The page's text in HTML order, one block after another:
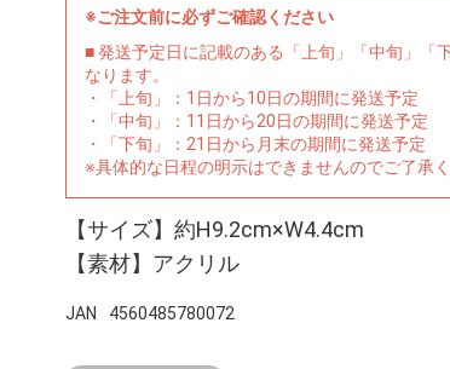
※ご注文前に必ずご確認ください
■ 発送予定日に記載のある「上旬」「中旬」「
なります。
・「上旬」：1日から10日の期間に発送予定
・「中旬」：11日から20日の期間に発送予定
・「下旬」：21日から月末の期間に発送予定
※具体的な日程の明示はできませんのでご了承く
【サイズ】約H9.2cm×W4.4cm
【素材】アクリル
JAN 4560485780072